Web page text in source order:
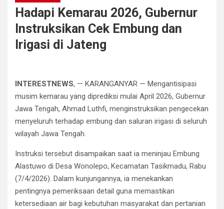
Hadapi Kemarau 2026, Gubernur
Instruksikan Cek Embung dan
Irigasi di Jateng
INTERESTNEWS, — KARANGANYAR — Mengantisipasi
musim kemarau yang diprediksi mulai April 2026, Gubernur
Jawa Tengah, Ahmad Luthfi, menginstruksikan pengecekan
menyeluruh terhadap embung dan saluran irigasi di seluruh
wilayah Jawa Tengah.
Instruksi tersebut disampaikan saat ia meninjau Embung
Alastuwo di Desa Wonolepo, Kecamatan Tasikmadu, Rabu
(7/4/2026). Dalam kunjungannya, ia menekankan
pentingnya pemeriksaan detail guna memastikan
ketersediaan air bagi kebutuhan masyarakat dan pertanian